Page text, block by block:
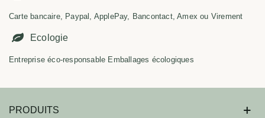
Carte bancaire, Paypal, ApplePay, Bancontact, Amex ou Virement
Ecologie
Entreprise éco-responsable Emballages écologiques
PRODUITS